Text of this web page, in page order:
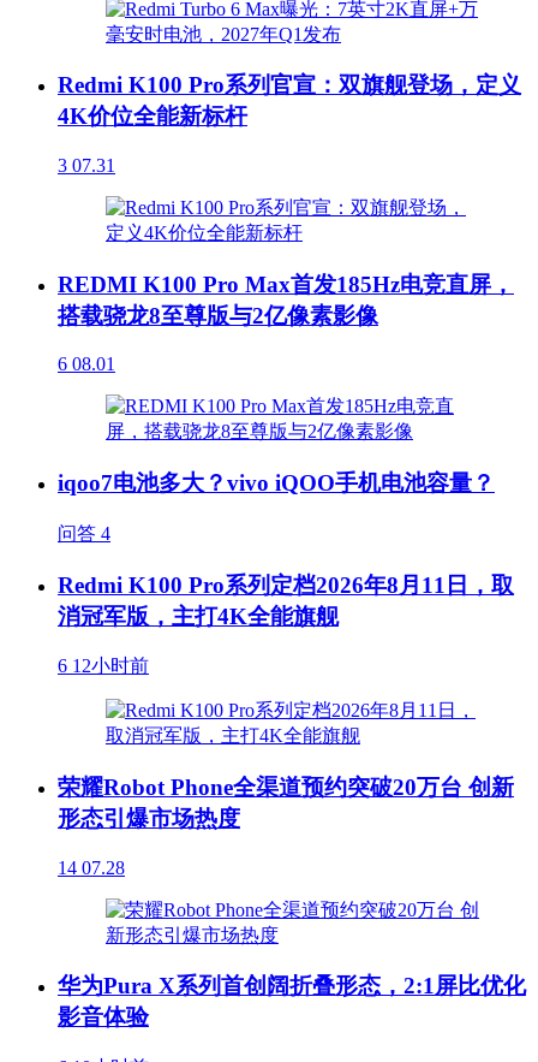
Redmi K100 Pro系列官宣：双旗舰登场，定义
4K价位全能新标杆
3 07.31
REDMI K100 Pro Max首发185Hz电竞直屏，
搭载骁龙8至尊版与2亿像素影像
6 08.01
iqoo7电池多大？vivo iQOO手机电池容量？
问答 4
Redmi K100 Pro系列定档2026年8月11日，取
消冠军版，主打4K全能旗舰
6 12小时前
荣耀Robot Phone全渠道预约突破20万台 创新
形态引爆市场热度
14 07.28
华为Pura X系列首创阔折叠形态，2:1屏比优化
影音体验